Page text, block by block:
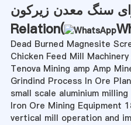
سنگ معدن زیرکون
Relation(
Dead Burned Magnesite
Chicken Feed Mill
Tenova Mining amp Amp
Grindind Process In Ore
small scale aluminium milling
Iron Ore Mining Equipment
vertical mill operation and